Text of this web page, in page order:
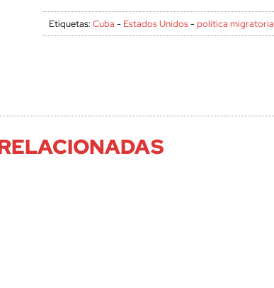
Etiquetas:Cuba - Estados Unidos-política migratoria